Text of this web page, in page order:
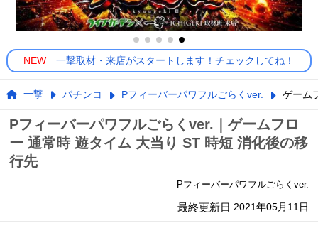
NEW 一撃取材・来店がスタートします！チェックしてね！
一撃 パチンコ Pフィーバーパワフルごらくver. ゲーム
Pフィーバーパワフルごらくver.｜ゲームフロ
ー 通常時 遊タイム 大当り ST 時短 消化後の移
行先
Pフィーバーパワフルごらくver.
最終更新日 2021年05月11日